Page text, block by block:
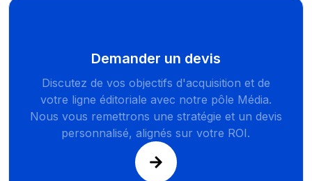
Demander un devis
Discutez de vos objectifs d'acquisition et de
votre ligne éditoriale avec notre pôle Média.
Nous vous remettrons une stratégie et un devis
personnalisé, alignés sur votre ROI.